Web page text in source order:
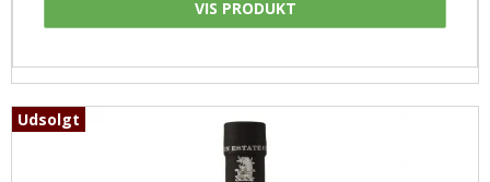
VIS PRODUKT
Udsolgt